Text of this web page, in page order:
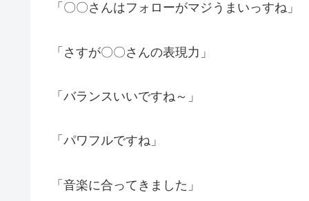
「〇〇さんはフォローがマジうまいっすね」
「さすが〇〇さんの表現力」
「バランスいいですね～」
「パワフルですね」
「音楽に合ってきました」